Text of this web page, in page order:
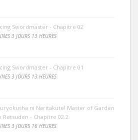
Swordmaster - Chapitre 02
3 JOURS 13 HEURES
Swordmaster - Chapitre 01
3 JOURS 13 HEURES
ni Naritakute! Master of Garden
Retsuden - Chapitre 02.2
3 JOURS 16 HEURES